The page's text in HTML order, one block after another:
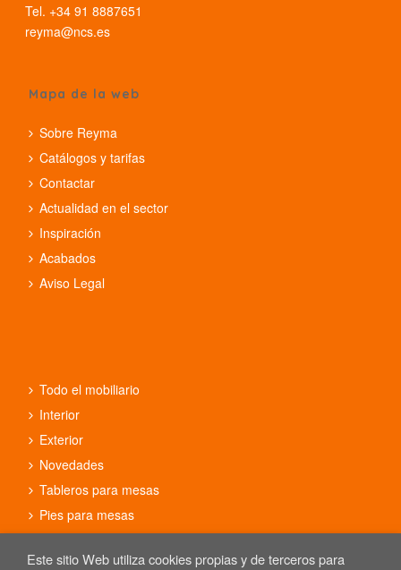
Tel. +34 91 8887651
reyma@ncs.es
Mapa de la web
Sobre Reyma
Catálogos y tarifas
Contactar
Actualidad en el sector
Inspiración
Acabados
Aviso Legal
Todo el mobiliario
Interior
Exterior
Novedades
Tableros para mesas
Pies para mesas
Este sitio Web utiliza cookies propias y de terceros para